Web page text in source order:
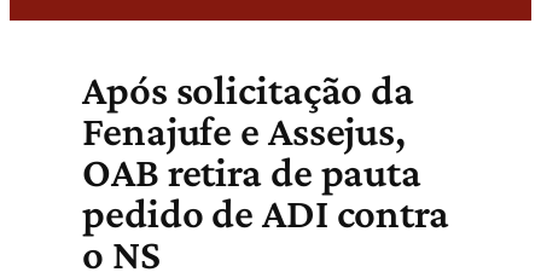
Após solicitação da
Fenajufe e Assejus,
OAB retira de pauta
pedido de ADI contra
o NS